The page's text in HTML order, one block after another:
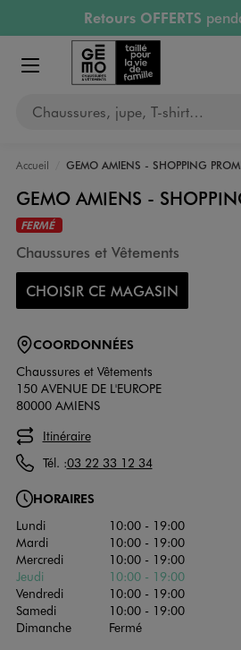
Aller au contenu principal
Aller à la navigationRetours OFFERTS
PAYEZ EN 3x SANS
RÉSERVATION GRATUITE
RETRAIT ET LIVRAISON
Afficher le menu
Chaussures, jupe, T-shirt…
Accueil GEMO AMIENS - SHOPPING
GEMO AMIENS -
FERMÉ
Chaussures et Vêtements
CHOISIR CE MAGASIN
COORDONNÉES
Chaussures et Vêtements
150 AVENUE DE L'EUROPE
80000 AMIENS
Itinéraire
Tél. :03 22 33 12 34
HORAIRES
Lundi
10:00 - 19:00
Mardi
10:00 - 19:00
Mercredi
10:00 - 19:00
Jeudi
10:00 - 19:00
Vendredi
10:00 - 19:00
Samedi
10:00 - 19:00
Dimanche
Fermé